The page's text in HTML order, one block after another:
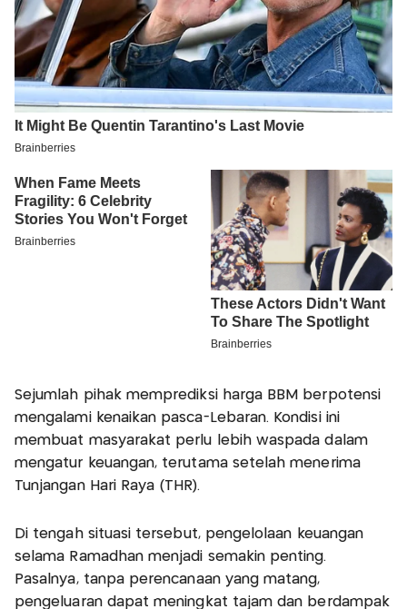
Sejumlah pihak memprediksi harga BBM berpotensi
mengalami kenaikan pasca-Lebaran. Kondisi ini
membuat masyarakat perlu lebih waspada dalam
mengatur keuangan, terutama setelah menerima
Tunjangan Hari Raya (THR).
Di tengah situasi tersebut, pengelolaan keuangan
selama Ramadhan menjadi semakin penting.
Pasalnya, tanpa perencanaan yang matang,
pengeluaran dapat meningkat tajam dan berdampak